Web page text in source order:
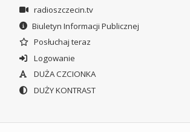
radioszczecin.tv
Biuletyn Informacji Publicznej
Posłuchaj teraz
Logowanie
DUŻA CZCIONKA
DUŻY KONTRAST